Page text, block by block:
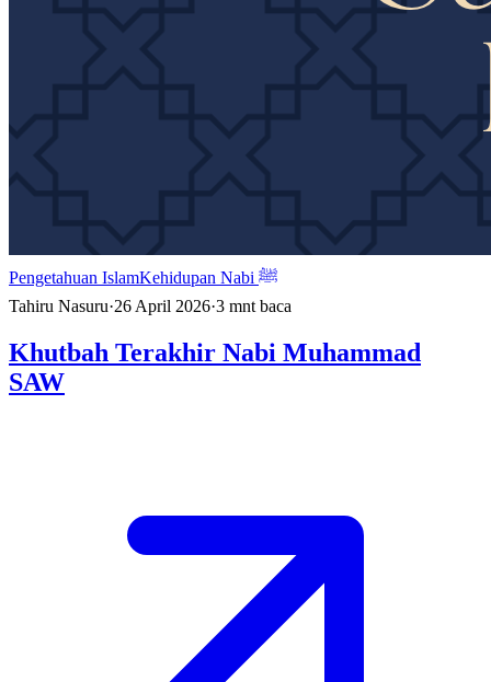
Pengetahuan Islam
Kehidupan Nabi ﷺ
Tahiru Nasuru·26 April 2026·3 mnt baca
Khutbah Terakhir Nabi Muhammad
SAW